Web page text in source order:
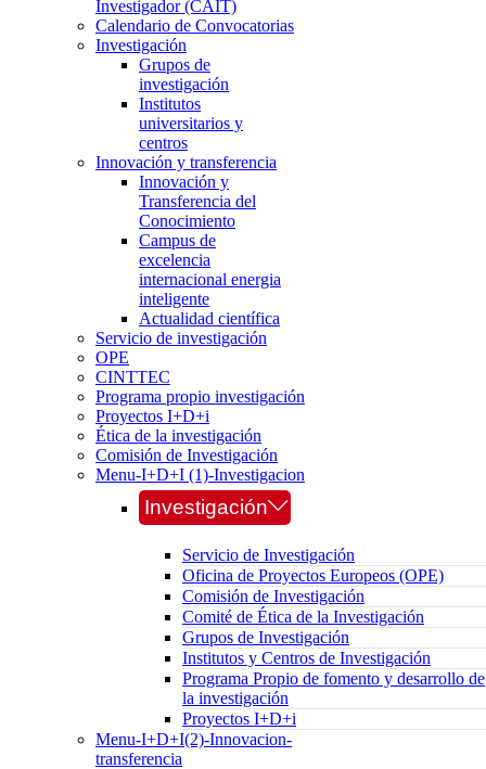
Investigador (CAIT)
Calendario de Convocatorias
Investigación
Grupos de
investigación
Institutos
universitarios y
centros
Innovación y transferencia
Innovación y
Transferencia del
Conocimiento
Campus de
excelencia
internacional energia
inteligente
Actualidad científica
Servicio de investigación
OPE
CINTTEC
Programa propio investigación
Proyectos I+D+i
Ética de la investigación
Comisión de Investigación
Menu-I+D+I (1)-Investigacion
Investigación
Servicio de Investigación
Oficina de Proyectos Europeos (OPE)
Comisión de Investigación
Comité de Ética de la Investigación
Grupos de Investigación
Institutos y Centros de Investigación
Programa Propio de fomento y desarrollo de
la investigación
Proyectos I+D+i
Menu-I+D+I(2)-Innovacion-
transferencia